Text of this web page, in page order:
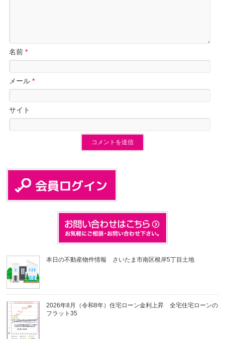
名前*
メール*
サイト
本日の不動産物件情報 さいたま市南区根岸5丁目土地
2026年8月（令和8年）住宅ローン金利上昇 全宅住宅ローンの
フラット35